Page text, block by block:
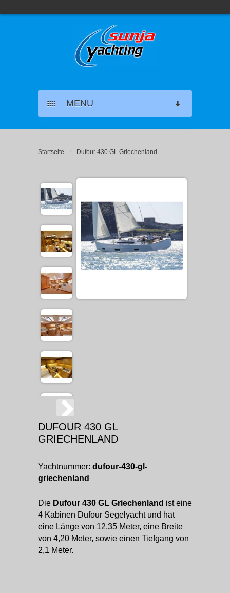
MENU
SEGELYACHT CHARTER
KATAMARAN CHARTER
MOTORYACHT CHARTER
MARINAS GRIECHENLAND
Startseite Dufour 430 GL Griechenland
DUFOUR 430 GL
GRIECHENLAND
Yachtnummer: dufour-430-gl-
griechenland
Die Dufour 430 GL Griechenland ist eine
4 Kabinen Dufour Segelyacht und hat
eine Länge von 12,35 Meter, eine Breite
von 4,20 Meter, sowie einen Tiefgang von
2,1 Meter.